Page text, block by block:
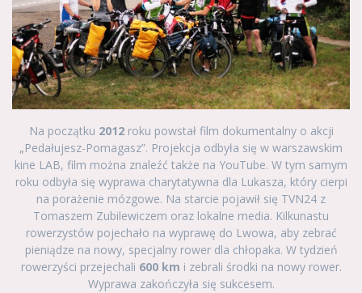
Na początku 2012roku powstał film dokumentalny o akcji
„Pedałujesz-Pomagasz”. Projekcja odbyła się w warszawskim
kine LAB, film można znaleźć także na YouTube. W tym samym
roku odbyła się wyprawa charytatywna dla Lukasza, który cierpi
na porażenie mózgowe. Na starcie pojawił się TVN24 z
Tomaszem Zubilewiczem oraz lokalne media. Kilkunastu
rowerzystów pojechało na wyprawę do Lwowa, aby zebrać
pieniądze na nowy, specjalny rower dla chłopaka. W tydzień
rowerzyści przejechali 600 km i zebrali środki na nowy rower.
Wyprawa zakończyła się sukcesem.